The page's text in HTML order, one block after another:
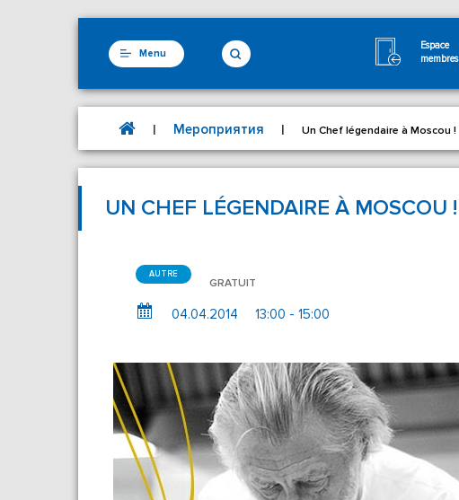
Menu
Espace
membres
| Мероприятия | Un Chef légendaire à Moscou !
UN CHEF LÉGENDAIRE À MOSCOU !
AUTRE
GRATUIT
04.04.2014 13:00 - 15:00